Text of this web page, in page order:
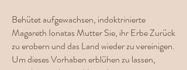
Behütet aufgewachsen, indoktrinierte
Magareth Ionatas Mutter Sie, ihr Erbe Zurück
zu erobern und das Land wieder zu vereinigen.
Um dieses Vorhaben erblühen zu lassen,